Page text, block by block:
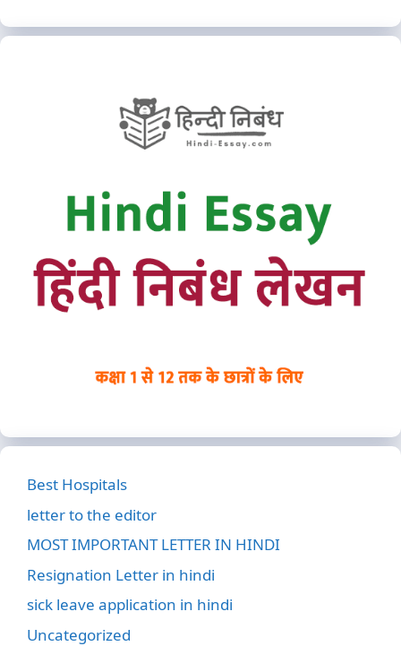
Best Hospitals
letter to the editor
MOST IMPORTANT LETTER IN HINDI
Resignation Letter in hindi
sick leave application in hindi
Uncategorized